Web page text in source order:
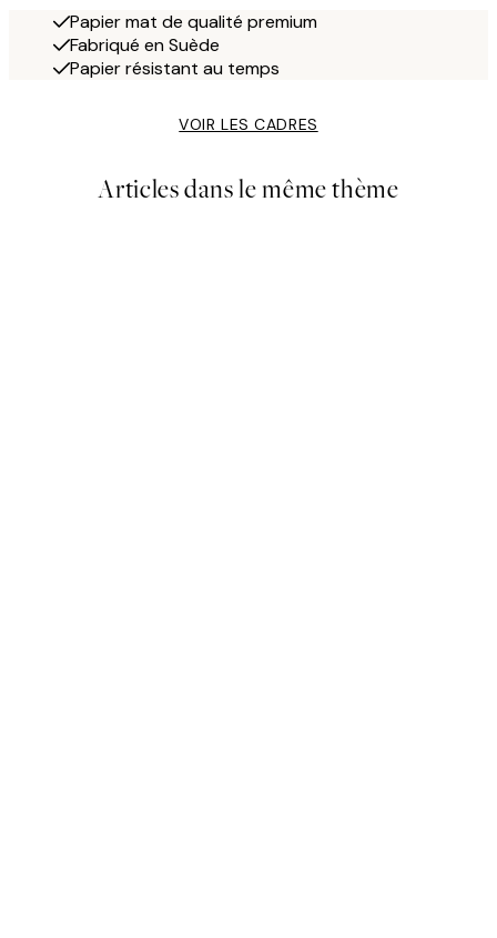
Papier mat de qualité premium
Fabriqué en Suède
Papier résistant au temps
VOIR LES CADRES
Articles dans le même thème